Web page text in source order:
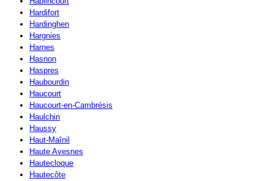
Hardifort
Hardinghen
Hargnies
Harnes
Hasnon
Haspres
Haubourdin
Haucourt
Haucourt-en-Cambrésis
Haulchin
Haussy
Haut-Maînil
Haute Avesnes
Hautecloque
Hautecôte